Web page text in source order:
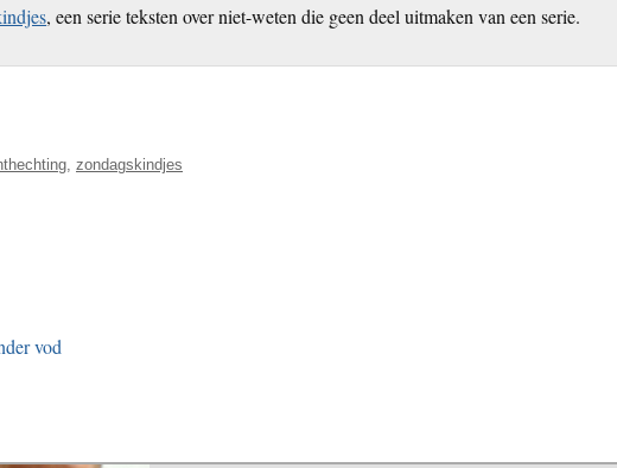
, een serie teksten over niet-weten die geen deel uitmaken van een serie.
zondagskindjes
vod